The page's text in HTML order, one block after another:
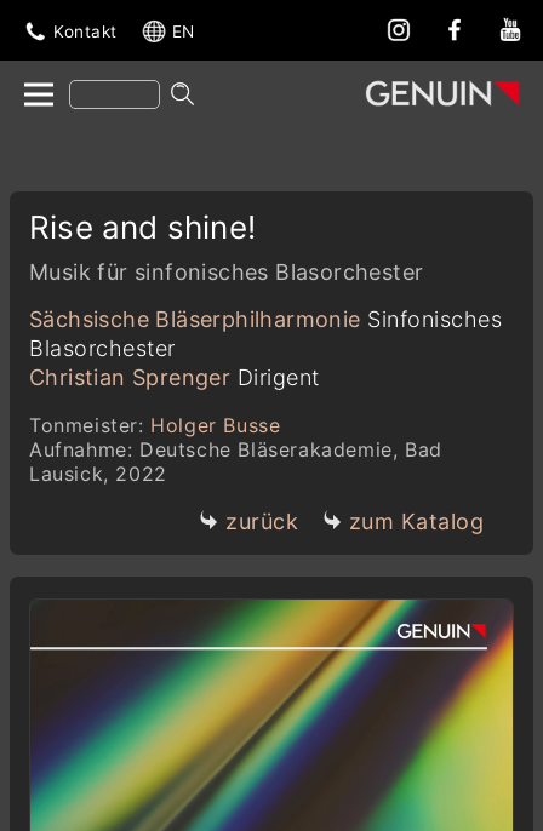
Kontakt EN
Rise and shine!
Musik für sinfonisches Blasorchester
Sächsische Bläserphilharmonie Sinfonisches
Blasorchester
Christian Sprenger Dirigent
Tonmeister: Holger Busse
Aufnahme: Deutsche Bläserakademie, Bad
Lausick, 2022
zurück zum Katalog